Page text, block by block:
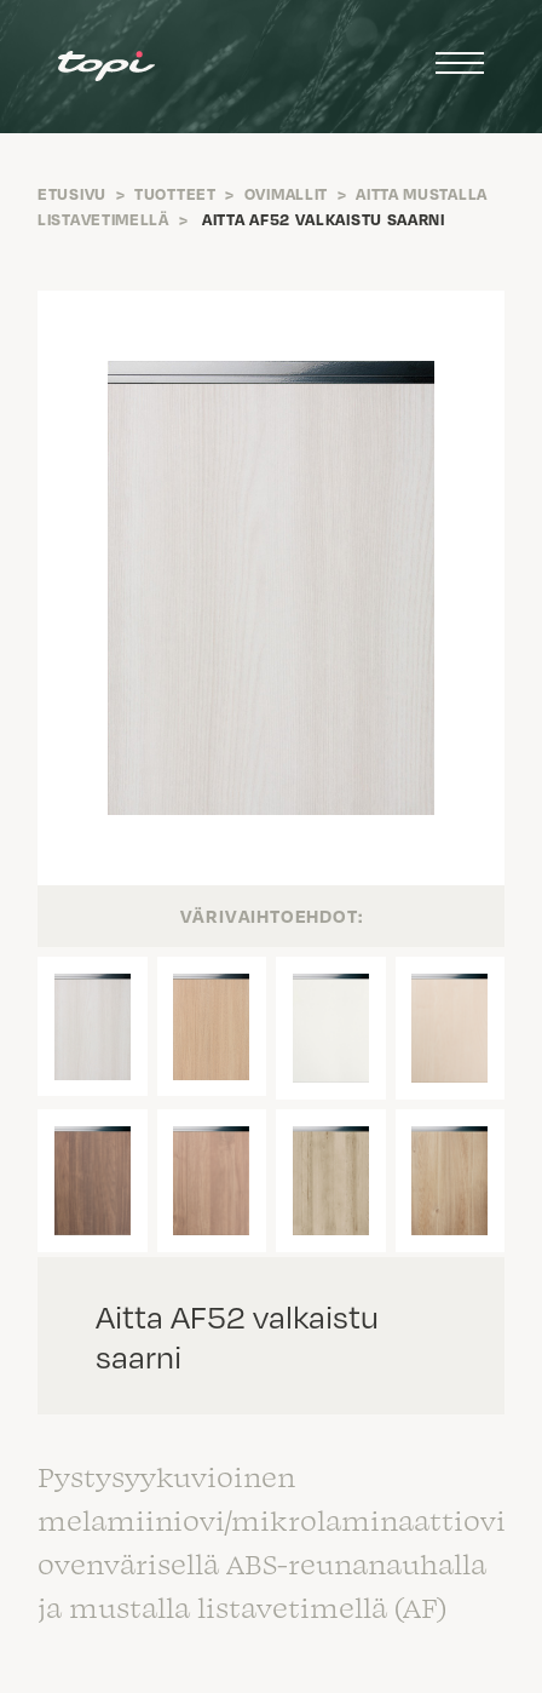
ETUSIVU > TUOTTEET > OVIMALLIT > AITTA MUSTALLA
LISTAVETIMELLÄ > AITTA AF52 VALKAISTU SAARNI
VÄRIVAIHTOEHDOT:
Aitta AF52 valkaistu
saarni
Pystysyykuvioinen
melamiiniovi/mikrolaminaattiovi
ovenvärisellä ABS-reunanauhalla
ja mustalla listavetimellä (AF)